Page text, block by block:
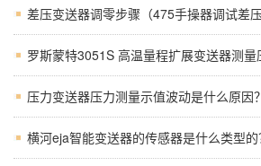
差压变送器调零步骤（475手操器调试差压
罗斯蒙特3051S 高温量程扩展变送器测量压力和液位
压力变送器压力测量示值波动是什么原因
横河eja智能变送器的传感器是什么类型的